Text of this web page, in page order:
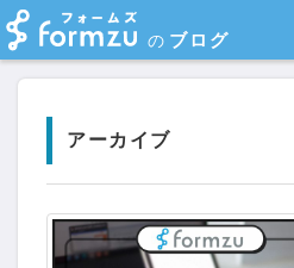
の ブログ
アーカイブ